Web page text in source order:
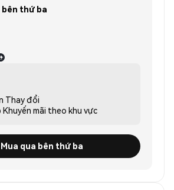
bên thứ ba
Thay đổi
Khuyến mãi theo khu vực
Mua qua bên thứ ba